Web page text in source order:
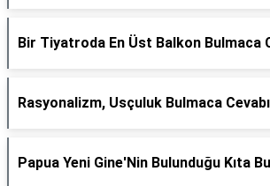
Bir Tiyatroda En Üst Balkon Bulmaca
Rasyonalizm, Usçuluk Bulmaca Cevabı
Papua Yeni Gine'Nin Bulunduğu Kıta